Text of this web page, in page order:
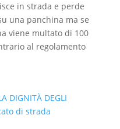
in strada e perde
una panchina ma se
viene multato di 100
al regolamento